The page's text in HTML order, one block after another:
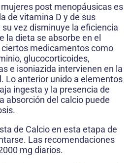
post menopáusicas es
de vitamina D y de sus
vez disminuye la eficiencia
la dieta se absorbe en el
medicamentos como
glucocorticoides,
e isoniazida intervienen en la
Lo anterior unido a elementos
ingesta y la presencia de
absorción del calcio puede
de Calcio en esta etapa de
Las recomendaciones
mg diarios.